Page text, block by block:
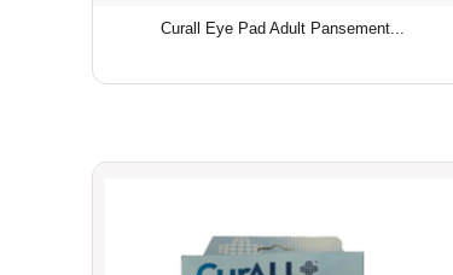
Curall Eye Pad Adult Pansement...